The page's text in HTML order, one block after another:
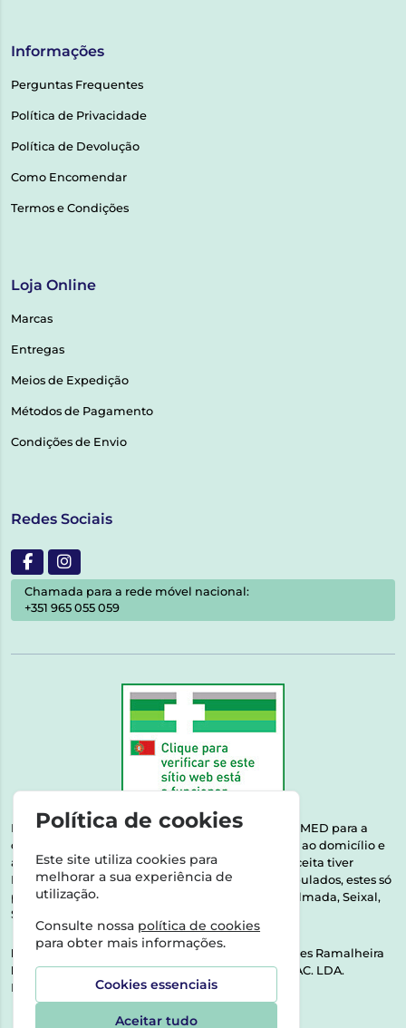
Informações
Perguntas Frequentes
Política de Privacidade
Política de Devolução
Como Encomendar
Termos e Condições
Loja Online
Marcas
Entregas
Meios de Expedição
Métodos de Pagamento
Condições de Envio
Redes Sociais
Chamada para a rede móvel nacional:
+351 965 055 059
Esta farmácia encontra-se autorizada pelo INFARMED para a
dispensa de medicamentos e produtos de saúde ao domicílio e
através da internet. Medicamentos | Se na sua receita tiver
MSRM, MNSRM, MSRMV ou Medicamentos Manipulados, estes só
podem ser entregues nos seguintes concelhos: Almada, Seixal,
Sesimbra, Oeiras e Lisboa.
Direção Técnica:
Dra. Raquel Alexandra Fernandes Ramalheira
NIPC:513064133 | ASPAS E NÚMEROS SOC. FARMAC. LDA.
Rua dos Castanheiros 5 AB Feijó2810-036 Almada
Política de cookies
Este site utiliza cookies para
melhorar a sua experiência de
utilização.
Consulte nossa política de cookies
para obter mais informações.
Cookies essenciais
Aceitar tudo